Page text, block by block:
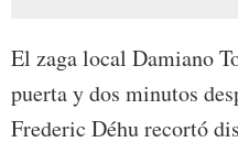
El zaga local Damiano
puerta y dos minutos
Frederic Déhu recortó